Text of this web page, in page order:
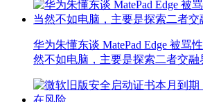
华为朱懂东谈 MatePad Edge 被骂
然不如电脑，主要是探索二者交融